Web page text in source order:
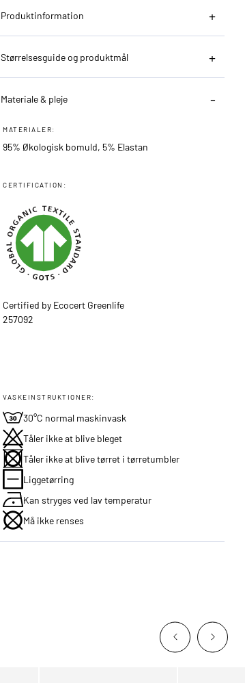
Produktinformation
Størrelsesguide og produktmål
Materiale & pleje
MATERIALER:
95% Økologisk bomuld, 5% Elastan
CERTIFICATION:
Certified by Ecocert Greenlife
257092
VASKEINSTRUKTIONER:
30°C normal maskinvask
Tåler ikke at blive bleget
Tåler ikke at blive tørret i tørretumbler
Liggetørring
Kan stryges ved lav temperatur
Må ikke renses